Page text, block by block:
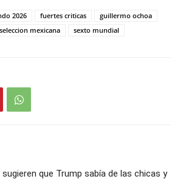
2026 fuertes criticas
guillermo ochoa
seleccion mexicana sexto mundial
que Trump sabía de las chicas y